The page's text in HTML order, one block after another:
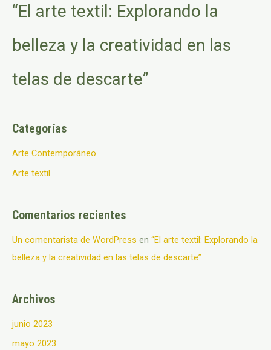
“El arte textil: Explorando la
belleza y la creatividad en las
telas de descarte”
Categorías
Arte Contemporáneo
Arte textil
Comentarios recientes
Un comentarista de WordPress en “El arte textil: Explorando la
belleza y la creatividad en las telas de descarte”
Archivos
junio 2023
mayo 2023